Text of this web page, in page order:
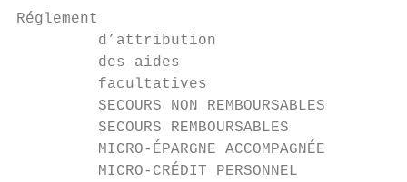
Réglement
         d’attribution
         des aides
         facultatives
         SECOURS NON REMBOURSABLES
         SECOURS REMBOURSABLES
         MICRO-ÉPARGNE ACCOMPAGNÉE
         MICRO-CRÉDIT PERSONNEL